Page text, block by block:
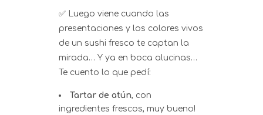
✅ Luego viene cuando las
presentaciones y los colores vivos
de un sushi fresco te captan la
mirada… Y ya en boca alucinas…
Te cuento lo que pedí:
Tartar de atún, con
ingredientes frescos, muy bueno!